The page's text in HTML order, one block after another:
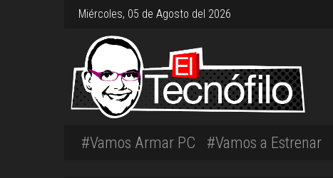
Miércoles, 05 de Agosto del 2026
#Vamos Armar PC #Vamos a Estrenar